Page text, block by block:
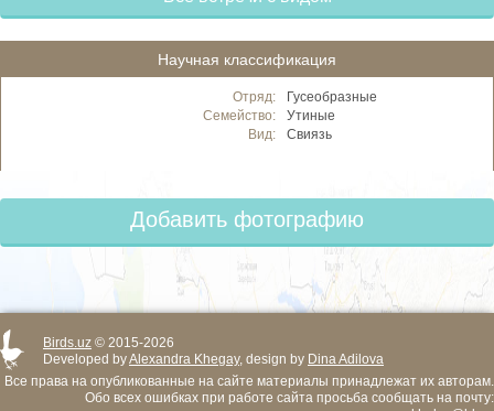
Научная классификация
Отряд:
Гусеобразные
Семейство:
Утиные
Вид:
Свиязь
Добавить фотографию
Birds.uz © 2015-2026
Developed byAlexandra Khegay, design by Dina Adilova
Все права на опубликованные на сайте материалы принадлежат их авторам.
Обо всех ошибках при работе сайта просьба сообщать на почту: